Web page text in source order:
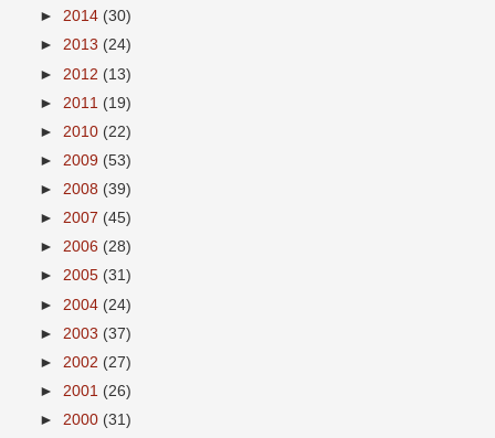
► 2014 (30)
► 2013 (24)
► 2012 (13)
► 2011 (19)
► 2010 (22)
► 2009 (53)
► 2008 (39)
► 2007 (45)
► 2006 (28)
► 2005 (31)
► 2004 (24)
► 2003 (37)
► 2002 (27)
► 2001 (26)
► 2000 (31)